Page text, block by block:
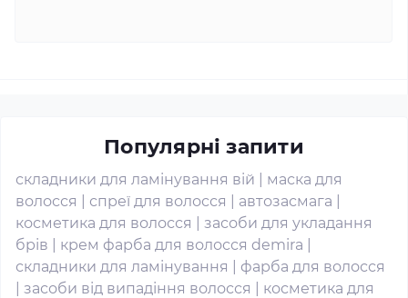
Популярні запити
складники для ламінування вій
маска для
волосся
спреї для волосся автозасмага
косметика для волосся
засоби для укладання
брів
крем фарба для волосся demira
складники для ламінування
фарба для волосся
засоби від випадіння волосся
косметика для